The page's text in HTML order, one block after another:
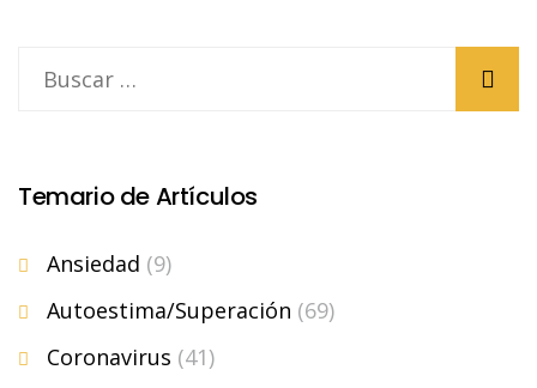
Temario de Artículos
Ansiedad (9)
Autoestima/Superación (69)
Coronavirus (41)